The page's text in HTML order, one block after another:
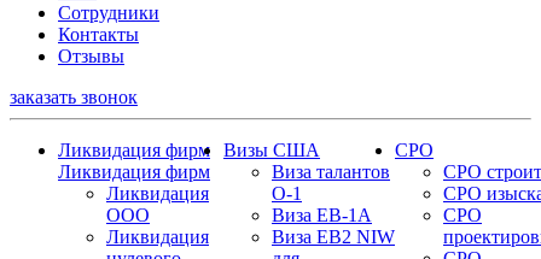
Сотрудники
Контакты
Отзывы
заказать звонок
Ликвидация фирм
Ликвидация фирм
Ликвидация
ООО
Ликвидация
Визы США
Виза талантов
О-1
Виза EB-1A
Виза EB2 NIW
СРО
СРО
СРО
СРО